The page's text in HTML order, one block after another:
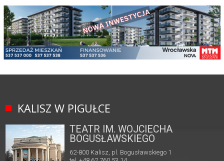
KALISZ W PIGUŁCE
TEATR IM. WOJCIECHA
BOGUSŁAWSKIEGO
62-800 Kalisz, pl. Bogusławskiego 1